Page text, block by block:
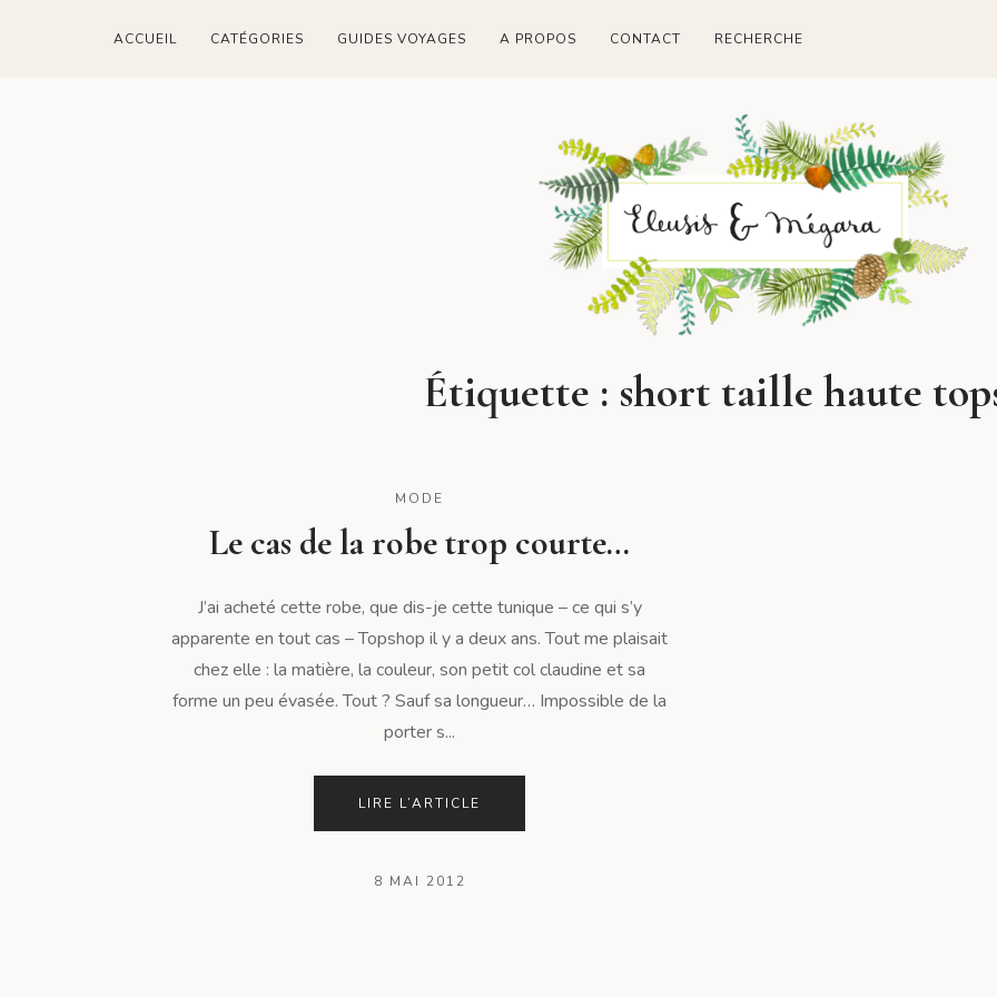
ACCUEIL CATÉGORIES GUIDES VOYAGES A PROPOS CONTACT RECHERCHE
Étiquette : short taille haute
MODE
Le cas de la robe trop courte…
J’ai acheté cette robe, que dis-je cette tunique – ce qui s’y
apparente en tout cas – Topshop il y a deux ans. Tout me plaisait
chez elle : la matière, la couleur, son petit col claudine et sa
forme un peu évasée. Tout ? Sauf sa longueur… Impossible de la
porter s...
LIRE L’ARTICLE
8 MAI 2012